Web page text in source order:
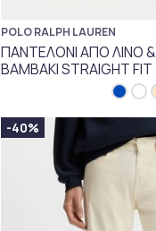
POLO RALPH LAUREN
ΠΑΝΤΕΛΟΝΙ ΑΠΟ ΛΙΝΟ &
ΒΑΜΒΑΚΙ STRAIGHT FIT
-40%